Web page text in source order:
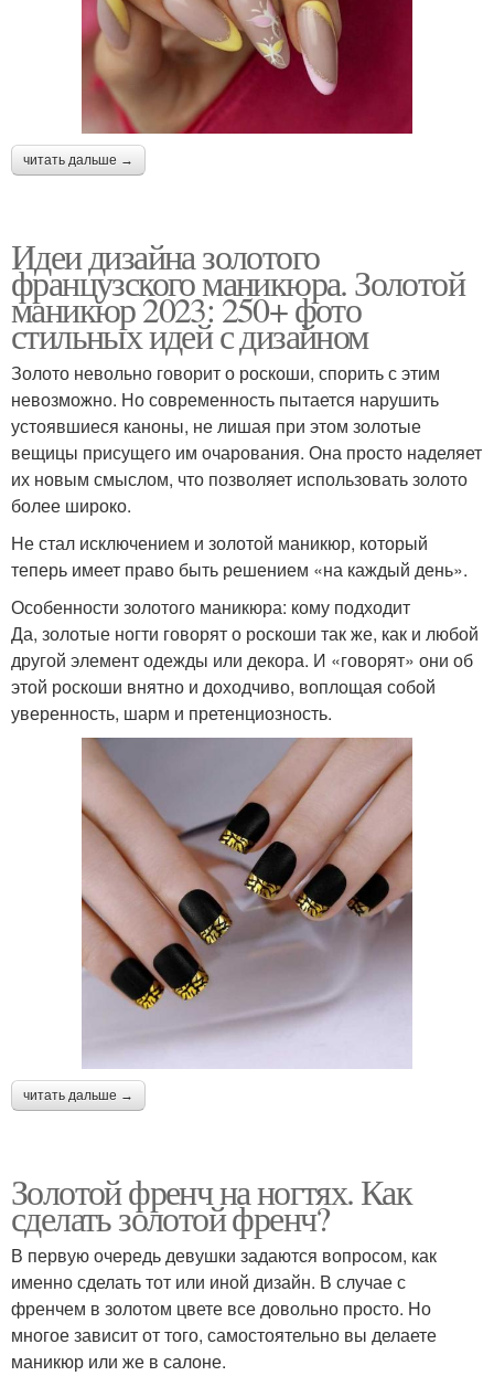
читать дальше →
Идеи дизайна золотого
французского маникюра. Золотой
маникюр 2023: 250+ фото
стильных идей с дизайном
Золото невольно говорит о роскоши, спорить с этим
невозможно. Но современность пытается нарушить
устоявшиеся каноны, не лишая при этом золотые
вещицы присущего им очарования. Она просто наделяет
их новым смыслом, что позволяет использовать золото
более широко.
Не стал исключением и золотой маникюр, который
теперь имеет право быть решением «на каждый день».
Особенности золотого маникюра: кому подходит
Да, золотые ногти говорят о роскоши так же, как и любой
другой элемент одежды или декора. И «говорят» они об
этой роскоши внятно и доходчиво, воплощая собой
уверенность, шарм и претенциозность.
читать дальше →
Золотой френч на ногтях. Как
сделать золотой френч?
В первую очередь девушки задаются вопросом, как
именно сделать тот или иной дизайн. В случае с
френчем в золотом цвете все довольно просто. Но
многое зависит от того, самостоятельно вы делаете
маникюр или же в салоне.